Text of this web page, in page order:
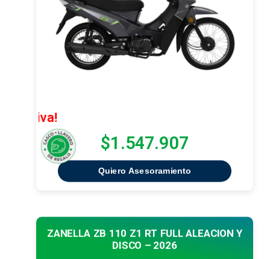
$1.547.907
Quiero Asesoramiento
ZANELLA ZB 110 Z1 RT FULL ALEACION Y
DISCO – 2026